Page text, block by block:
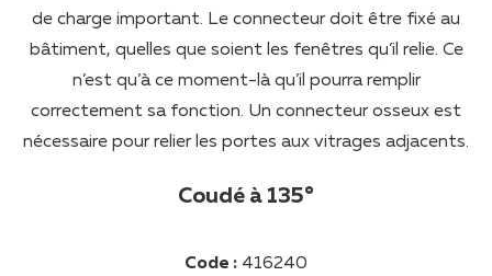
de charge important. Le connecteur doit être fixé au
bâtiment, quelles que soient les fenêtres qu’il relie. Ce
n’est qu’à ce moment-là qu’il pourra remplir
correctement sa fonction. Un connecteur osseux est
nécessaire pour relier les portes aux vitrages adjacents.
Coudé à 135°
Code : 416240